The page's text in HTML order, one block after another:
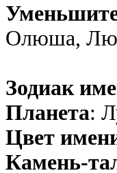
Олюша,
Зодиак
Планета:
Цвет
Камень-